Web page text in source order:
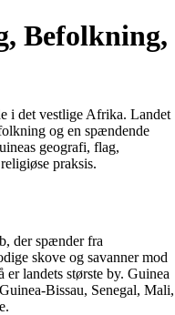
Befolkning,
i det vestlige Afrika. Landet
og en spændende
geografi, flag,
praksis.
der spænder fra
skove og savanner mod
landets største by. Guinea
Bissau, Senegal, Mali,